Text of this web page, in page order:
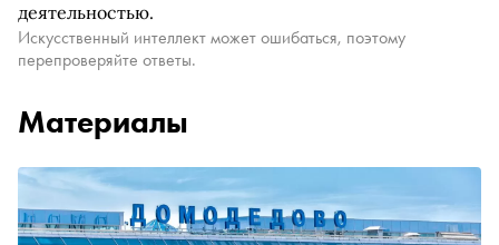
деятельностью.
Искусственный интеллект может ошибаться, поэтому
перепроверяйте ответы.
Материалы